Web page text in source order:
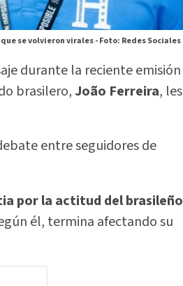
se volvieron virales -Foto: Redes Sociales
durante la reciente emisión
brasilero,João Ferreira, les
entre seguidores de
por la actitud del brasileño
él, termina afectando su